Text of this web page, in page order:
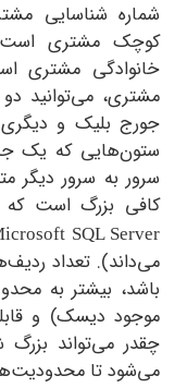
شناسایی مشتری
مشتری است ) و
مشتری است).
می‌توانید دو ردیف
بلیک و دیگری حاوی
که یک جدول
به سرور دیگر متفاوت
بزرگ است که مشکلی
Microsoft SQL
تعداد ردیف‌هایی
بیشتر به
دیسک) و قابلیت
می‌تواند بزرگ شود تا
تا محدودیت‌های مربوط